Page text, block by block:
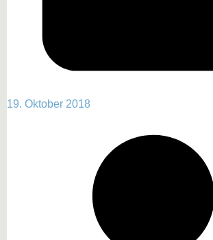
19. Oktober 2018